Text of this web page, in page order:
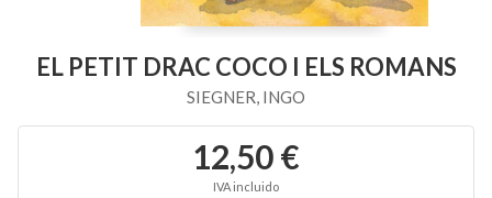
EL PETIT DRAC COCO I ELS ROMANS
SIEGNER, INGO
12,50 €
IVA incluido